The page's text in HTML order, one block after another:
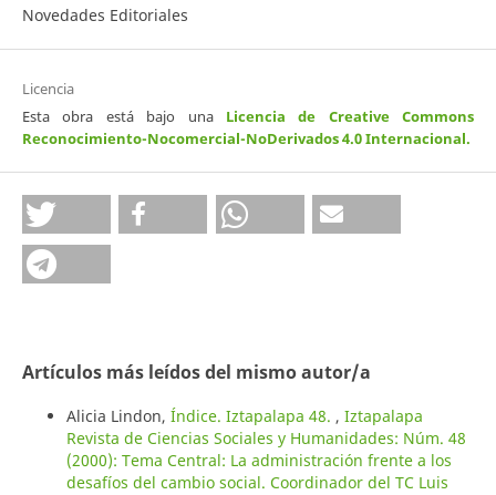
Novedades Editoriales
Licencia
Esta obra está bajo una Licencia de Creative Commons
Reconocimiento-Nocomercial-NoDerivados 4.0 Internacional.
Artículos más leídos del mismo autor/a
Alicia Lindon, Índice. Iztapalapa 48. , Iztapalapa
Revista de Ciencias Sociales y Humanidades: Núm. 48
(2000): Tema Central: La administración frente a los
desafíos del cambio social. Coordinador del TC Luis